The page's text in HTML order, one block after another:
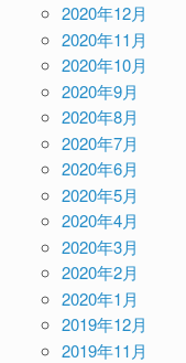
2020年12月
2020年11月
2020年10月
2020年9月
2020年8月
2020年7月
2020年6月
2020年5月
2020年4月
2020年3月
2020年2月
2020年1月
2019年12月
2019年11月